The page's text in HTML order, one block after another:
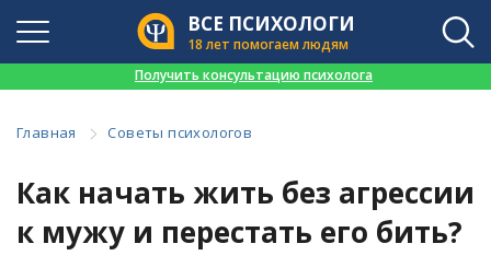
ВСЕ ПСИХОЛОГИ
18 лет помогаем людям
Получить консультацию психолога
Главная Советы психологов
Как начать жить без агрессии
к мужу и перестать его бить?